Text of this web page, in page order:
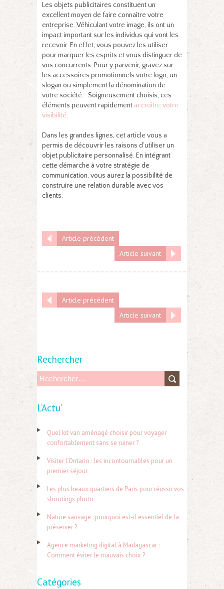
Les objets publicitaires constituent un
excellent moyen de faire connaître votre
entreprise. Véhiculant votre image, ils ont un
impact important sur les individus qui vont les
recevoir. En effet, vous pouvez les utiliser
pour marquer les esprits et vous distinguer de
vos concurrents. Pour y parvenir, gravez sur
les accessoires promotionnels votre logo, un
slogan ou simplement la dénomination de
votre société… Soigneusement choisis, ces
éléments peuvent rapidement accroître votre
visibilité.
Dans les grandes lignes, cet article vous a
permis de découvrir les raisons d’utiliser un
objet publicitaire personnalisé. En intégrant
cette démarche à votre stratégie de
communication, vous aurez la possibilité de
construire une relation durable avec vos
clients.
Article précédent
Article suivant
Article précédent
Article suivant
Rechercher
h
r
:
L’Actu’
Quel kit van aménagé choisir pour voyager
confortablement sans se ruiner ?
Visiter l’Ontario : les incontournables pour un
premier séjour
Les plus beaux quartiers de Paris pour réussir vos
shootings photo
Nature sauvage : pourquoi est-il essentiel de la
préserver ?
Agence marketing digital à Madagascar :
Comment éviter le mauvais choix ?
Catégories